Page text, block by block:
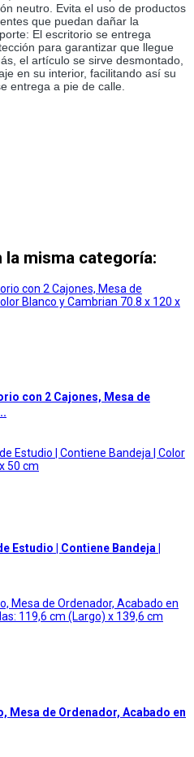
neutro. Evita el uso de productos
que puedan dañar la
El escritorio se entrega
para garantizar que llegue
el artículo se sirve desmontado,
en su interior, facilitando así su
entrega a pie de calle.
misma categoría:
con 2 Cajones, Mesa de
Estudio | Contiene Bandeja |
Mesa de Ordenador, Acabado en